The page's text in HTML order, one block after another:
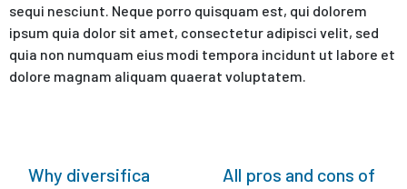
sequi nesciunt. Neque porro quisquam est, qui dolorem
ipsum quia dolor sit amet, consectetur adipisci velit, sed
quia non numquam eius modi tempora incidunt ut labore et
dolore magnam aliquam quaerat voluptatem.
Why diversifica
All pros and cons of